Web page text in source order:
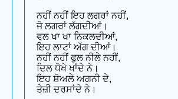
ਨਹੀਂ ਨਹੀਂ ਇਹ ਲਗਰਾਂ ਨਹੀਂ,
ਜੋ ਲਗਰਾਂ ਲੱਗਦੀਆਂ।
ਵਲ ਖਾ ਖਾ ਨਿਕਲਦੀਆਂ,
ਇਹ ਲਾਟਾਂ ਅੱਗ ਦੀਆਂ।
ਨਹੀਂ ਨਹੀਂ ਫੁਲ ਨੀਲੇ ਨਹੀਂ,
ਦਿਲ ਧੋਖੇ ਖਾਂਦੇ ਨੇ।
ਇਹ ਸ਼ੋਅਲੇ ਅਗਨੀ ਦੇ,
ਤੇਜ਼ੀ ਦਰਸਾਂਦੇ ਨੇ।